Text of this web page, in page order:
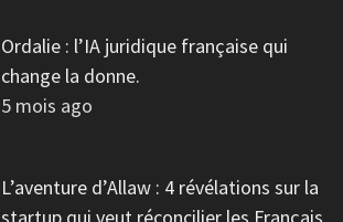
Ordalie : l’IA juridique française qui
change la donne.
5 mois ago
L’aventure d’Allaw : 4 révélations sur la